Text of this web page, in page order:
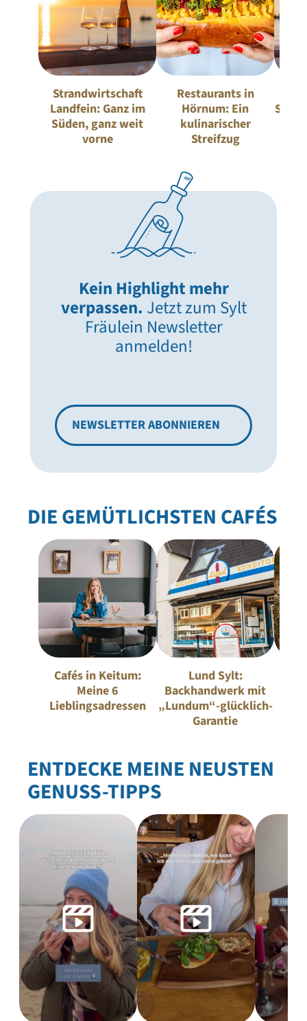
Strandwirtschaft
Landfein: Ganz im
Süden, ganz weit
vorne
Restaurants in
Hörnum: Ein
kulinarischer
Streifzug
Kein Highlight mehr
verpassen. Jetzt zum Sylt
Fräulein Newsletter
anmelden!
NEWSLETTER ABONNIEREN
DIE GEMÜTLICHSTEN CAFÉS
Cafés in Keitum:
Meine 6
Lieblingsadressen
Lund Sylt:
Backhandwerk mit
„Lundum“-glücklich-
Garantie
ENTDECKE MEINE NEUSTEN
GENUSS-TIPPS